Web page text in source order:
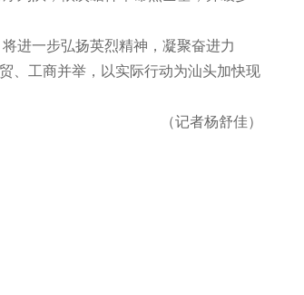
进一步弘扬英烈精神，凝聚奋进力
、工商并举，以实际行动为汕头加快现
（记者杨舒佳）